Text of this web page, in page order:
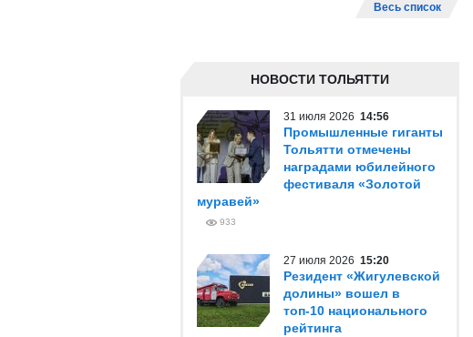
Весь список
НОВОСТИ ТОЛЬЯТТИ
31 июля 2026 14:56
Промышленные гиганты
Тольятти отмечены
наградами юбилейного
фестиваля «Золотой
муравей»
933
27 июля 2026 15:20
Резидент «Жигулевской
долины» вошел в
топ-10 национального
рейтинга